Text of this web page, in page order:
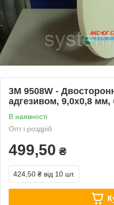
3M 9508W -
адгезивом, 9,0х0,8 мм,
В наявності
Опт і роздріб
499,50 ₴
424,50 ₴ від 10 шт.